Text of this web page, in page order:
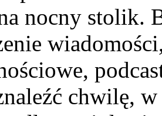
nocny stolik.
chwilę,